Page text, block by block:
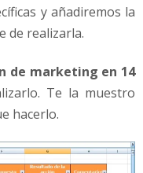
y añadiremos la
de realizarla.
de marketing en 14
Te la muestro
hacerlo.